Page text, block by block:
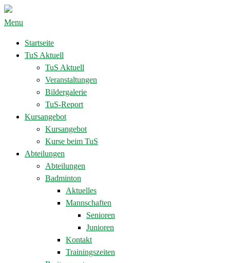
Menu
Startseite
TuS Aktuell
TuS Aktuell
Veranstaltungen
Bildergalerie
TuS-Report
Kursangebot
Kursangebot
Kurse beim TuS
Abteilungen
Abteilungen
Badminton
Aktuelles
Mannschaften
Senioren
Junioren
Kontakt
Trainingszeiten